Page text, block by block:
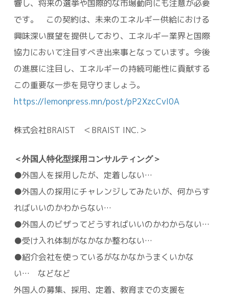
響し、将来の選挙や国際的な市場動向にも注意が必要
です。 この契約は、未来のエネルギー供給における
興味深い展望を提供しており、エネルギー業界と国際
協力において注目すべき出来事となっています。今後
の進展に注目し、エネルギーの持続可能性に貢献する
この重要な一歩を見守りましょう。
https://lemonpress.mn/post/pP2XzcCvI0A
株式会社BRAIST ＜BRAIST INC.＞
＜外国人特化型採用コンサルティング＞
●外国人を採用したが、定着しない…
●外国人の採用にチャレンジしてみたいが、何からす
ればいいのかわからない…
●外国人のビザってどうすればいいのかわからない…
●受け入れ体制がなかなか整わない…
●紹介会社を使っているがなかなかうまくいかな
い… などなど
外国人の募集、採用、定着、教育までの支援を